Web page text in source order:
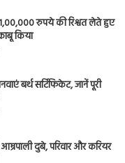
1,00,000 रुपये की रिश्वत लेते हुए
किया
बर्थ सर्टिफिकेट, जानें पूरी
दुबे, परिवार और करियर